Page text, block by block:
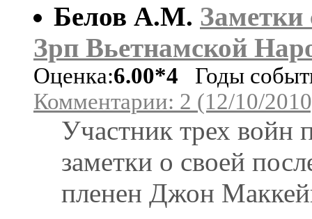
Белов А.М. Заметки
Зрп Вьетнамской
Оценка:6.00*4 Годы
Комментарии: 2 (12/10/
Участник трех войн
заметки о своей
пленен Джон